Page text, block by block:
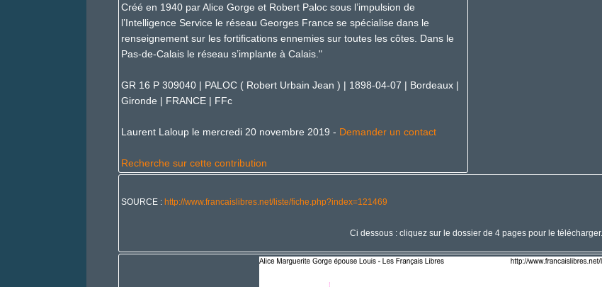
Créé en 1940 par Alice Gorge et Robert Paloc sous l’impulsion de
l’Intelligence Service le réseau Georges France se spécialise dans le
renseignement sur les fortifications ennemies sur toutes les côtes. Dans le
Pas-de-Calais le réseau s’implante à Calais."
GR 16 P 309040 | PALOC ( Robert Urbain Jean ) | 1898-04-07 | Bordeaux |
Gironde | FRANCE | FFc
Laurent Laloup le mercredi 20 novembre 2019 - Demander un contact
Recherche sur cette contribution
SOURCE : http://www.francaislibres.net/liste/fiche.php?index=121469
Ci dessous : cliquez sur le dossier de 4 pages pour le télécharger.